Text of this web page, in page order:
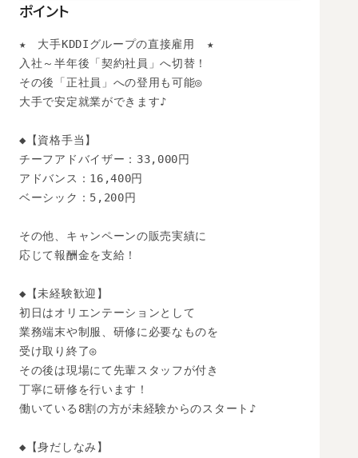
ポイント
★　大手KDDIグループの直接雇用　★
入社～半年後「契約社員」へ切替！
その後「正社員」への登用も可能◎
大手で安定就業ができます♪
◆【資格手当】
チーフアドバイザー：33,000円
アドバンス：16,400円
ベーシック：5,200円
その他、キャンペーンの販売実績に
応じて報酬金を支給！
◆【未経験歓迎】
初日はオリエンテーションとして
業務端末や制服、研修に必要なものを
受け取り終了◎
その後は現場にて先輩スタッフが付き
丁寧に研修を行います！
働いている8割の方が未経験からのスタート♪
◆【身だしなみ】